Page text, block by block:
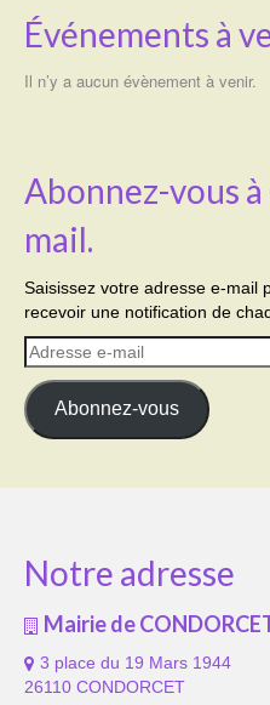
Événements à
Il n’y a aucun évènement à venir.
Abonnez-vous à
mail.
Saisissez votre adresse e-mail
recevoir une notification de
Adresse
e-
mail
Abonnez-vous
Notre adresse
Mairie de
3 place du 19 Mars 1944
26110 CONDORCET